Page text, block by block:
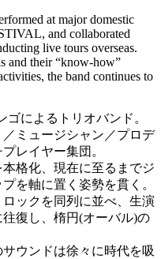
at major domestic
and collaborated
live tours overseas.
and their “know-how”
the band continues to
ゴによるトリオバンド。
ミュージシャン／プロデ
レイヤー集団。
格化、現在に至るまでジ
を軸に置く姿勢を貫く。
ックを同列に並べ、生演
復し、楕円(オーバル)の
ウンドは徐々に時代を吸